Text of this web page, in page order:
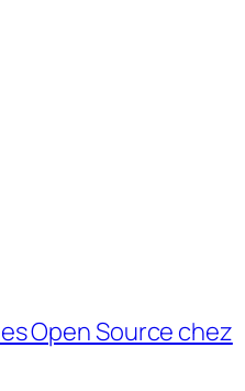
Open Source chez